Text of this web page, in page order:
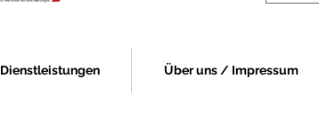
Dienstleistungen Über uns / Impressum